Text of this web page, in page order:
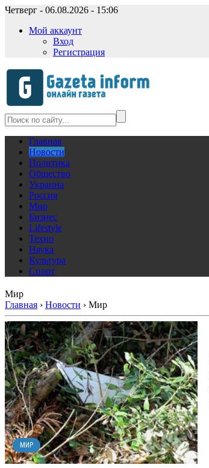
Четверг - 06.08.2026 - 15:06
Мой аккаунт
Вход
Регистрация
Главная
Новости
Политика
Общество
Украина
Россия
Мир
Бизнес
Lifestyle
Техно
Наука
Культура
Спорт
Мир
Главная › Новости › Мир
МИР